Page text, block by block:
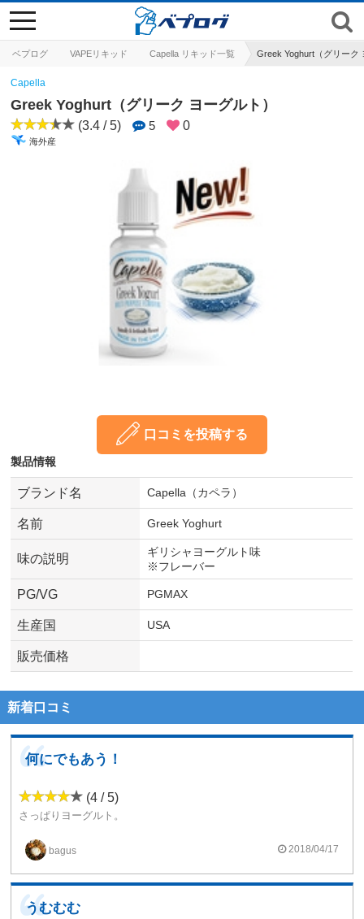
ベプログ VAPEリキッド Capella リキッド一覧 Greek Yoghurt（グリーク
toggle
navigation
Capella
Greek Yoghurt（グリーク ヨーグルト）
(3.4 / 5) 5 0
海外産
口コミを投稿する
製品情報
ブランド名 Capella（カペラ）
名前 Greek Yoghurt
味の説明
ギリシャヨーグルト味
※フレーバー
PG/VG PGMAX
生産国 USA
販売価格
新着口コミ
何にでもあう！
(4 / 5)
さっぱりヨーグルト。
単体で使うことはないでしょう。
単体で使ってみようとも思いません。
少し薄い感じですが、ほかの味を邪魔することなく逆にいいんでしょう。
bagus 2018/04/17
うむむむ